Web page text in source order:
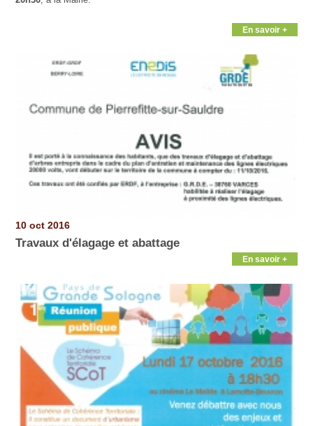
En savoir +
10 oct 2016
Travaux d'élagage et abattage
En savoir +